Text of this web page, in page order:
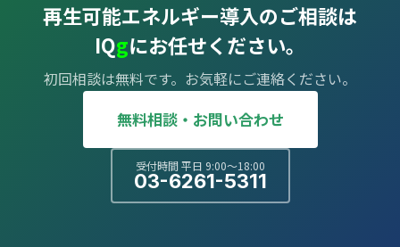
再生可能エネルギー導入のご相談は
IQgにお任せください。
初回相談は無料です。お気軽にご連絡ください。
無料相談・お問い合わせ
受付時間 平日 9:00〜18:00
03-6261-5311